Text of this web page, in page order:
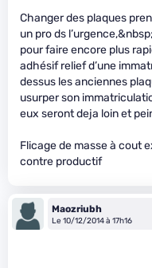
Changer des plaques
un pro ds
pour faire encore plus
adhésif relief d’une
dessus les anciennes
usurper son
eux seront deja loin et
Flicage de masse à cout
contre productif
Maozriubh
Le 10/12/2014 à 17h16